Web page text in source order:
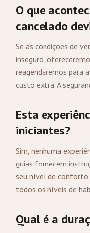
O que
cancelado
Se as condições de
inseguro,
reagendaremos para
custo extra. A
Esta
iniciantes?
Sim, nenhuma
guias fornecem
seu nível de
todos os níveis de
Qual é a